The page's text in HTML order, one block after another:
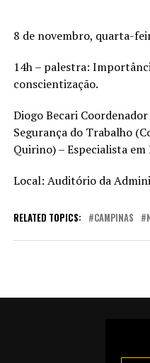
8 de novembro, quarta-
14h – palestra:
conscientização.
Diogo Becari
Segurança do Trabalho
Quirino) – Especialista
Local: Auditório da
RELATED TOPICS: CAMPINAS